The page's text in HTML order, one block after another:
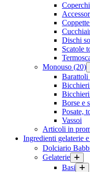
Dischi
Scatole
Monouso (20)
Barattoli
Bicchieri
Borse e
Posate,
Vassoi
Articoli in
Ingredienti gelaterie
Dolciario
Gelaterie
Basi